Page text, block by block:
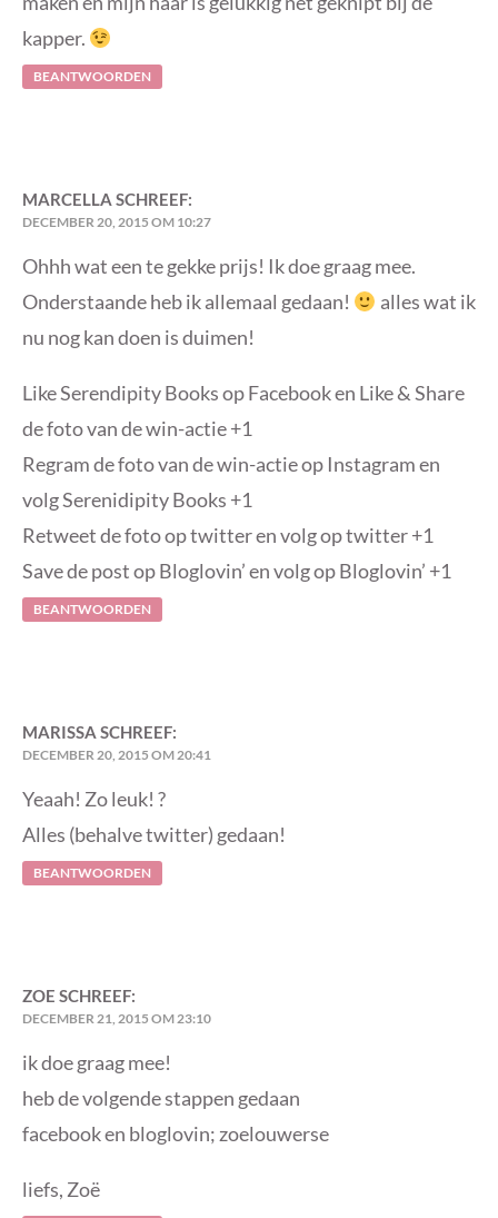
kapper.
BEANTWOORDEN
MARCELLA SCHREEF:
DECEMBER 20, 2015 OM 10:27
Ohhh wat een te gekke prijs! Ik doe graag mee.
Onderstaande heb ik allemaal gedaan!
alles wat ik
nu nog kan doen is duimen!
Like Serendipity Books op Facebook en Like & Share
de foto van de win-actie +1
Regram de foto van de win-actie op Instagram en
volg Serenidipity Books +1
Retweet de foto op twitter en volg op twitter +1
Save de post op Bloglovin’ en volg op Bloglovin’ +1
BEANTWOORDEN
MARISSA SCHREEF:
DECEMBER 20, 2015 OM 20:41
Yeaah! Zo leuk! ?
Alles (behalve twitter) gedaan!
BEANTWOORDEN
ZOE SCHREEF:
DECEMBER 21, 2015 OM 23:10
ik doe graag mee!
heb de volgende stappen gedaan
facebook en bloglovin; zoelouwerse
liefs, Zoë